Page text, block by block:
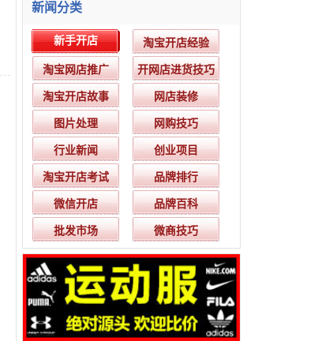
新闻分类
新手开店 淘宝开店经验
淘宝网店推广 开网店进货技巧
淘宝开店故事 网店装修
图片处理 网购技巧
行业新闻 创业项目
淘宝开店考试 品牌排行
微信开店 品牌百科
批发市场 微商技巧